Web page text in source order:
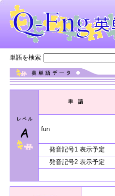
単語を検索
fun
発音記号1 表示予定
発音記号2 表示予定